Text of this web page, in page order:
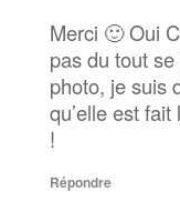
Merci 🙂 Oui
pas du tout
photo, je suis
qu’elle est fait
!
Répondre